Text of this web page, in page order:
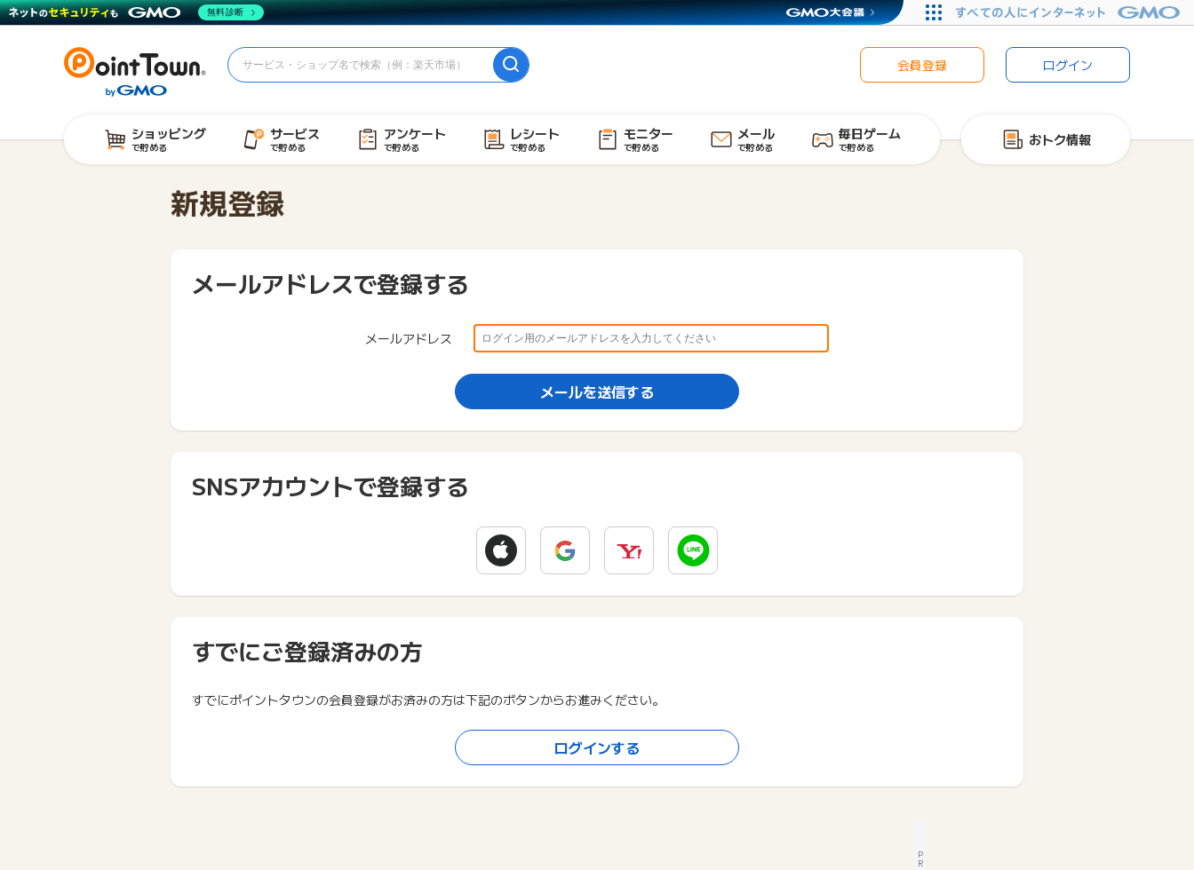
会員登録 ログイン
ショッピング
で貯める
サービス
で貯める
アンケート
で貯める
レシート
で貯める
モニター
で貯める
メール
で貯める
毎日ゲーム
で貯める おトク情報
新規登録
メールアドレスで登録する
メールアドレス
メールを送信する
SNSアカウントで登録する
すでにご登録済みの方
すでにポイントタウンの会員登録がお済みの方は下記のボタンからお進みください。
ログインする
P
R
無料診断